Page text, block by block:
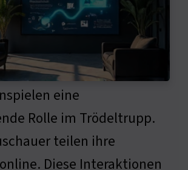
eine
Rolle im Trödeltrupp.
teilen ihre
Diese Interaktionen